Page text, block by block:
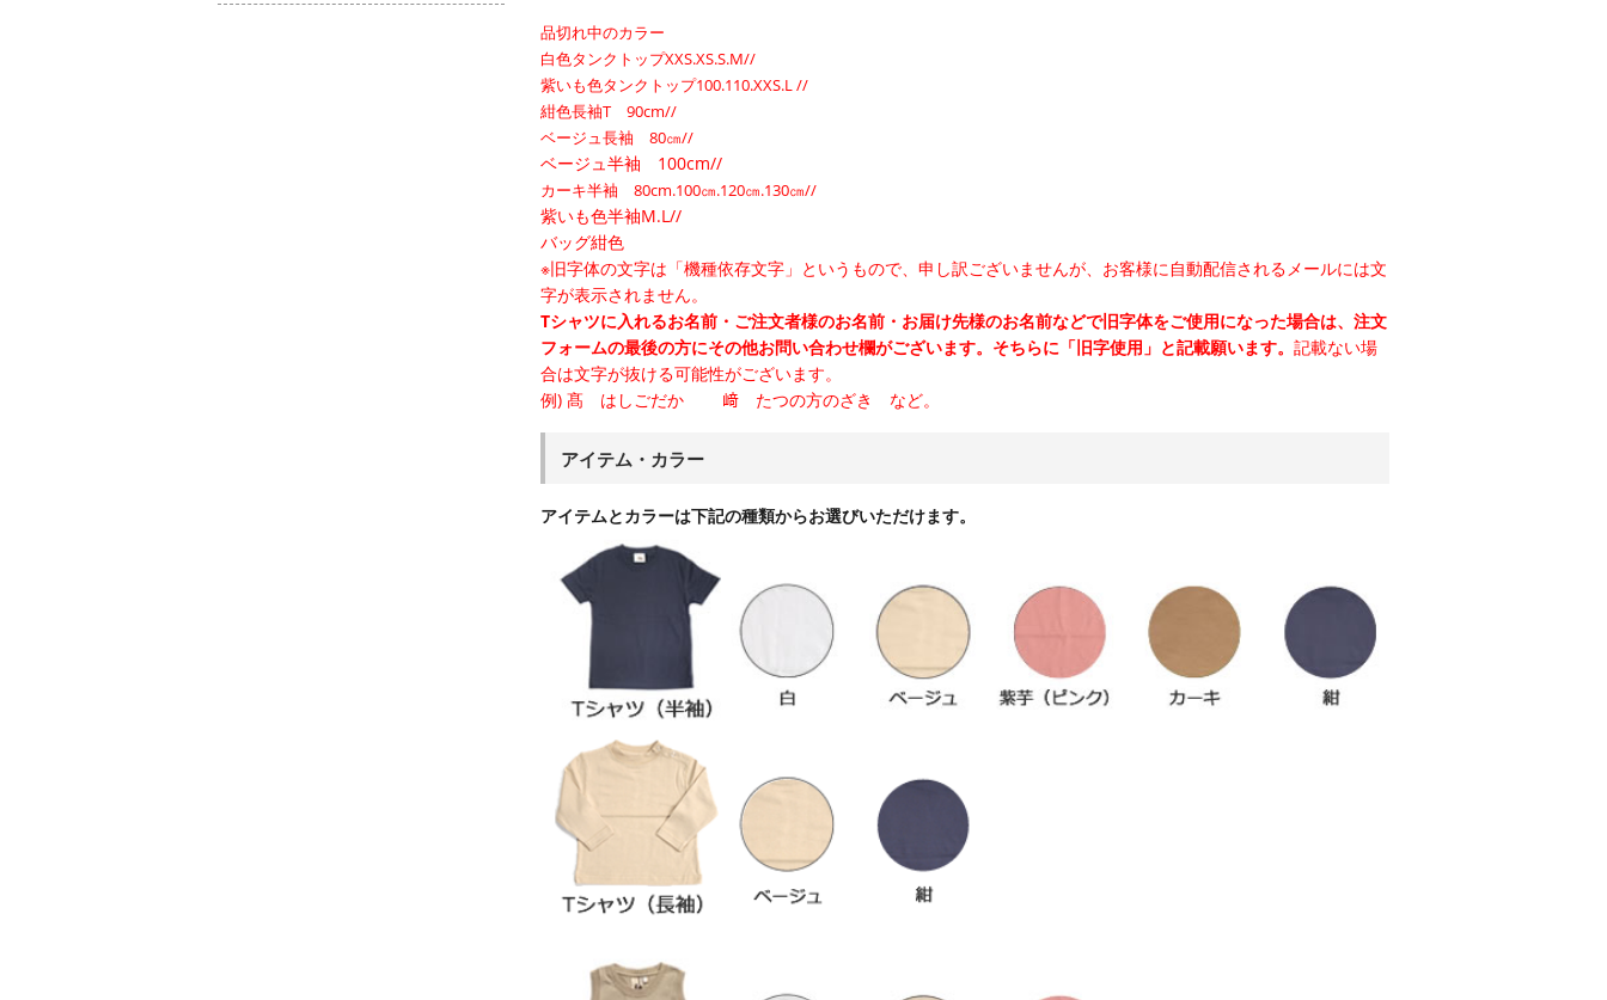
品切れ中のカラー
白色タンクトップXXS.XS.S.M//
紫いも色タンクトップ100.110.XXS.L //
紺色長袖T 90cm//
ベージュ長袖 80㎝//
ベージュ半袖 100cm//
カーキ半袖 80cm.100㎝.120㎝.130㎝//
紫いも色半袖M.L//
バッグ紺色
※旧字体の文字は「機種依存文字」というもので、申し訳ございませんが、お客様に自動配信されるメールには文
字が表示されません。
Tシャツに入れるお名前・ご注文者様のお名前・お届け先様のお名前などで旧字体をご使用になった場合は、注文
フォームの最後の方にその他お問い合わせ欄がございます。そちらに「旧字使用」と記載願います。 記載ない場
合は文字が抜ける可能性がございます。
例) 髙 はしごだか 﨑 たつの方のざき など。
アイテム・カラー
アイテムとカラーは下記の種類からお選びいただけます。